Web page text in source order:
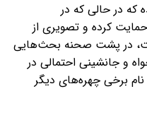
که در حالی‌ که در
کرده و تصویری از
در پشت صحنه بحث‌هایی
و جانشینی احتمالی در
نام برخی چهره‌های دیگر